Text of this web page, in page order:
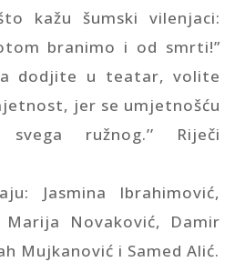
kažu šumski vilenjaci:
branimo i od smrti!”
dodjite u teatar, volite
jer se umjetnošću
ružnog.’’ Riječi
Jasmina Ibrahimović,
Novaković, Damir
Mujkanović i Samed Alić.